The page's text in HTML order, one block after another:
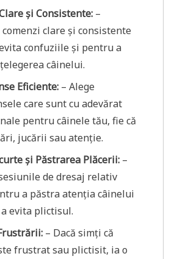
și Consistente: –
comenzi clare și consistente
confuziile și pentru a
câinelui.
Eficiente: – Alege
care sunt cu adevărat
pentru câinele tău, fie că
jucării sau atenție.
și Păstrarea Plăcerii: –
de dresaj relativ
a păstra atenția câinelui
evita plictisul.
– Dacă simți că
frustrat sau plictisit, ia o